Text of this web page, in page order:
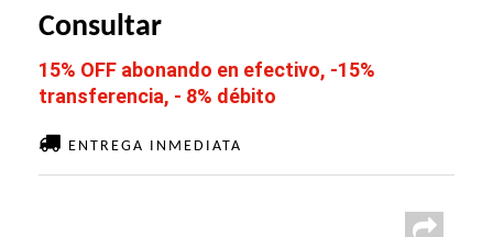
Consultar
15% OFF abonando en efectivo, -15%
transferencia, - 8% débito
ENTREGA INMEDIATA